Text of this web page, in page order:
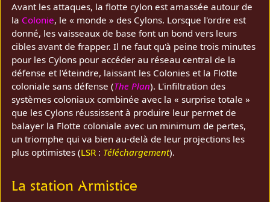
Avant les attaques, la flotte cylon est amassée autour de
la Colonie, le « monde » des Cylons. Lorsque l'ordre est
donné, les vaisseaux de base font un bond vers leurs
cibles avant de frapper. Il ne faut qu'à peine trois minutes
pour les Cylons pour accéder au réseau central de la
défense et l'éteindre, laissant les Colonies et la Flotte
coloniale sans défense (The Plan). L'infiltration des
systèmes coloniaux combinée avec la « surprise totale »
que les Cylons réussissent à produire leur permet de
balayer la Flotte coloniale avec un minimum de pertes,
un triomphe qui va bien au-delà de leur projections les
plus optimistes (LSR : Téléchargement).
La station Armistice